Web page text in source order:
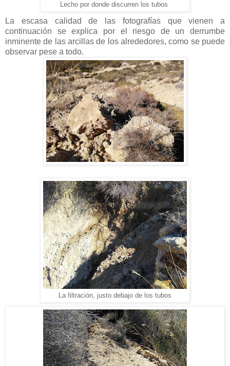
Lecho por donde discurren los tubos
La escasa calidad de las fotografías que vienen a
continuación se explica por el riesgo de un derrumbe
inminente de las arcillas de los alrededores, como se puede
observar pese a todo.
La filtración, justo debajo de los tubos